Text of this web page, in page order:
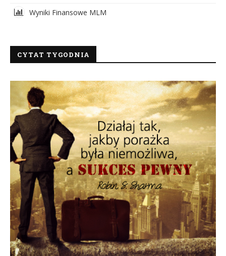
Wyniki Finansowe MLM
CYTAT TYGODNIA